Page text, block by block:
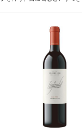
ソーヴィニヨン・
*本ヴィンテージが在庫切
のヴィンテージに変更されま